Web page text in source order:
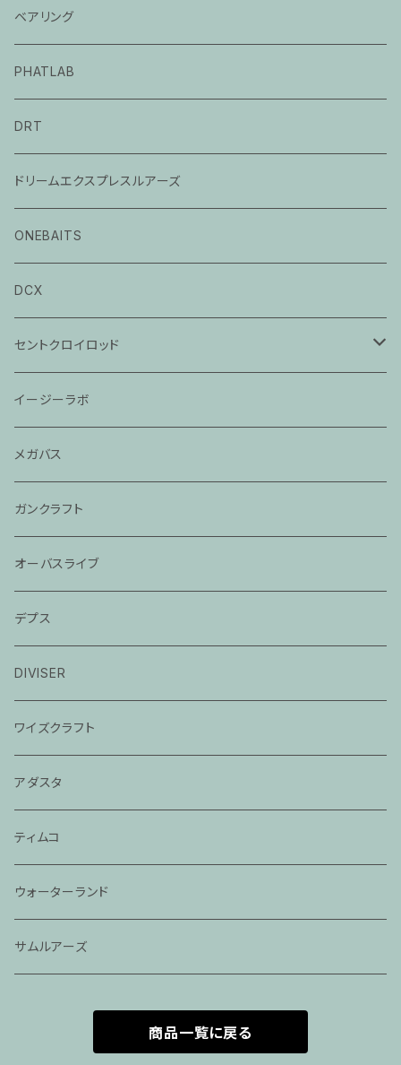
ベアリング
PHATLAB
DRT
ドリームエクスプレスルアーズ
ONEBAITS
DCX
セントクロイロッド
ビクトリー
レジェンドグラス
モジョバス旧モデル
モジョバス
モジョバスグラス
バスエックス
2024モジョバス
2024モジョバスグラス
イージーラボ
メガバス
ガンクラフト
オーバスライブ
デプス
DIVISER
ワイズクラフト
アダスタ
ティムコ
ウォーターランド
サムルアーズ
商品一覧に戻る